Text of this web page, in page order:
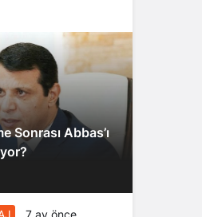
Sonrası Abbas’ı